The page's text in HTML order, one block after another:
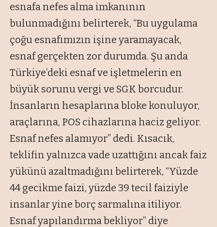
esnafa nefes alma imkanının
bulunmadığını belirterek, “Bu uygulama
çoğu esnafımızın işine yaramayacak,
esnaf gerçekten zor durumda. Şu anda
Türkiye’deki esnaf ve işletmelerin en
büyük sorunu vergi ve SGK borcudur.
İnsanların hesaplarına bloke konuluyor,
araçlarına, POS cihazlarına haciz geliyor.
Esnaf nefes alamıyor” dedi. Kısacık,
teklifin yalnızca vade uzattığını ancak faiz
yükünü azaltmadığını belirterek, “Yüzde
44 gecikme faizi, yüzde 39 tecil faiziyle
insanlar yine borç sarmalına itiliyor.
Esnaf yapılandırma bekliyor” diye